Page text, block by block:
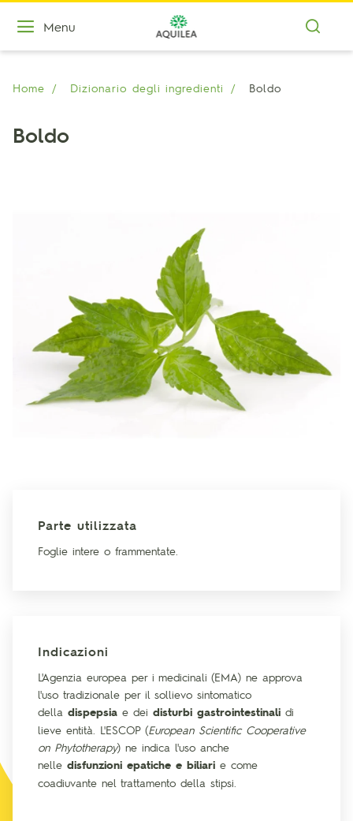
Menu
Home Dizionario degli ingredienti Boldo
Boldo
Parte utilizzata
Foglie intere o frammentate.
Indicazioni
L'Agenzia europea per i medicinali (EMA) ne approva
l'uso tradizionale per il sollievo sintomatico
della dispepsia e dei disturbi gastrointestinali di
lieve entità. L'ESCOP (European Scientific Cooperative
on Phytotherapy) ne indica l'uso anche
nelle disfunzioni epatiche e biliari e come
coadiuvante nel trattamento della stipsi.